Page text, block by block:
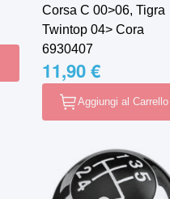
Corsa C 00>06, Tigra
Twintop 04> Cora
6930407
11,90 €
Aggiungi al Carrello